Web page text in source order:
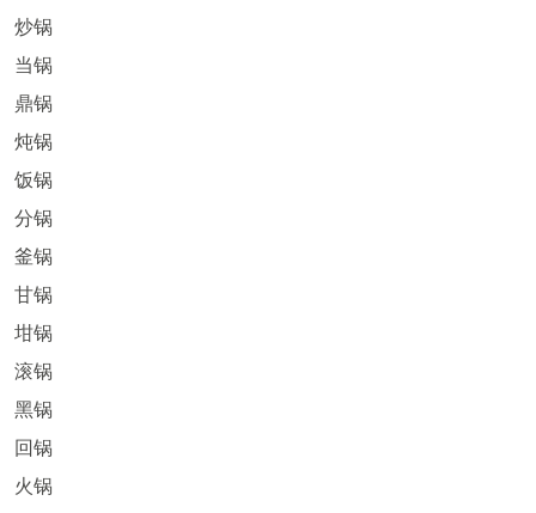
炒锅
当锅
鼎锅
炖锅
饭锅
分锅
釜锅
甘锅
坩锅
滚锅
黑锅
回锅
火锅